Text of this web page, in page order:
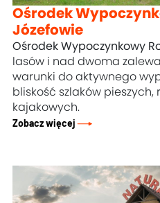
Ośrodek
Józefowie
Ośrodek Wypoczynkowy
lasów i nad dwoma
warunki do aktywnego
bliskość szlaków pieszych,
kajakowych.
Zobacz więcej